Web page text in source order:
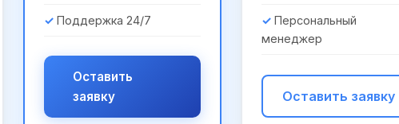
Поддержка 24/7
Оставить
заявку
Персональный
менеджер
Оставить заявку